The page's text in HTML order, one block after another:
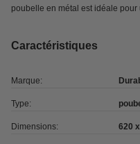
poubelle en métal est idéale
Caractéristiques
Marque:
Type:
Dimensions: 620